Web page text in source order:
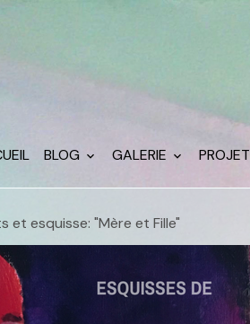
BLOG GALERIE
et esquisse: "Mère et Fille"